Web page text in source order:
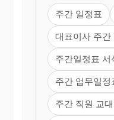
주간 일정표
대표이사 주간
주간일정표 서
주간 업무일정
주간 직원 교